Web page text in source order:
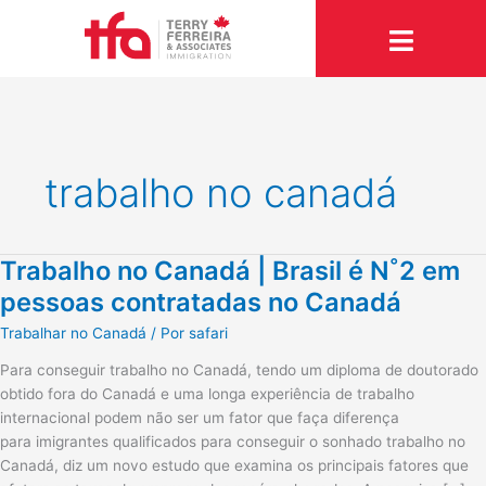
trabalho no canadá
Trabalho no Canadá | Brasil é N˚2 em
pessoas contratadas no Canadá
Trabalhar no Canadá / Por safari
Para conseguir trabalho no Canadá, tendo um diploma de doutorado
obtido fora do Canadá e uma longa experiência de trabalho
internacional podem não ser um fator que faça diferença
para imigrantes qualificados para conseguir o sonhado trabalho no
Canadá, diz um novo estudo que examina os principais fatores que
Trabalho
Canadá
Brasil
N˚2
pessoas
contratadas